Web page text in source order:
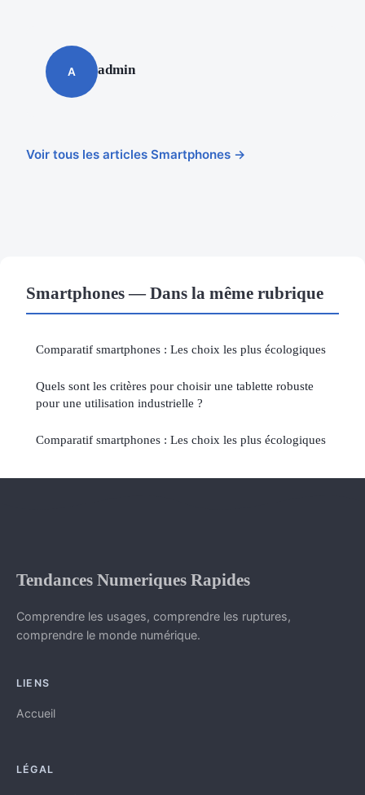
A admin
Voir tous les articles Smartphones →
Smartphones — Dans la même rubrique
Comparatif smartphones : Les choix les plus écologiques
Quels sont les critères pour choisir une tablette robuste
pour une utilisation industrielle ?
Comparatif smartphones : Les choix les plus écologiques
Tendances Numeriques Rapides
Comprendre les usages, comprendre les ruptures,
comprendre le monde numérique.
LIENS
Accueil
LÉGAL